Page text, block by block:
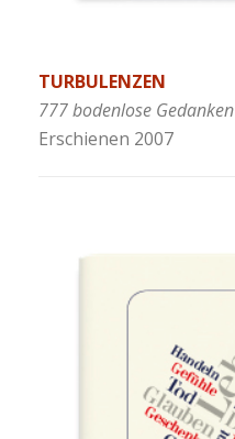
TURBULENZEN
777 bodenlose Gedanken
Erschienen 2007